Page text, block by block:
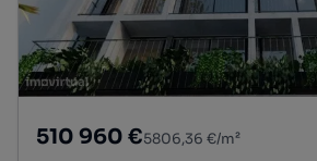
510 960 €5806,36 €/m²